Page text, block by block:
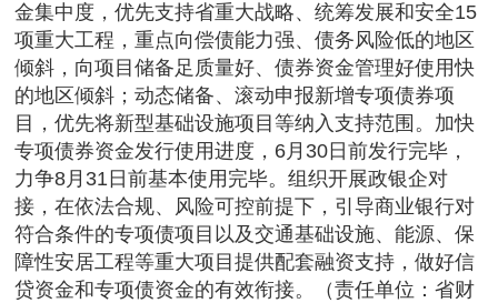
金集中度，优先支持省重大战略、统筹发展和安全15
项重大工程，重点向偿债能力强、债务风险低的地区
倾斜，向项目储备足质量好、债券资金管理好使用快
的地区倾斜；动态储备、滚动申报新增专项债券项
目，优先将新型基础设施项目等纳入支持范围。加快
专项债券资金发行使用进度，6月30日前发行完毕，
力争8月31日前基本使用完毕。组织开展政银企对
接，在依法合规、风险可控前提下，引导商业银行对
符合条件的专项债项目以及交通基础设施、能源、保
障性安居工程等重大项目提供配套融资支持，做好信
贷资金和专项债资金的有效衔接。（责任单位：省财